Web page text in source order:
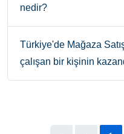
nedir?
Türkiye'de Mağaza
çalışan bir kişinin